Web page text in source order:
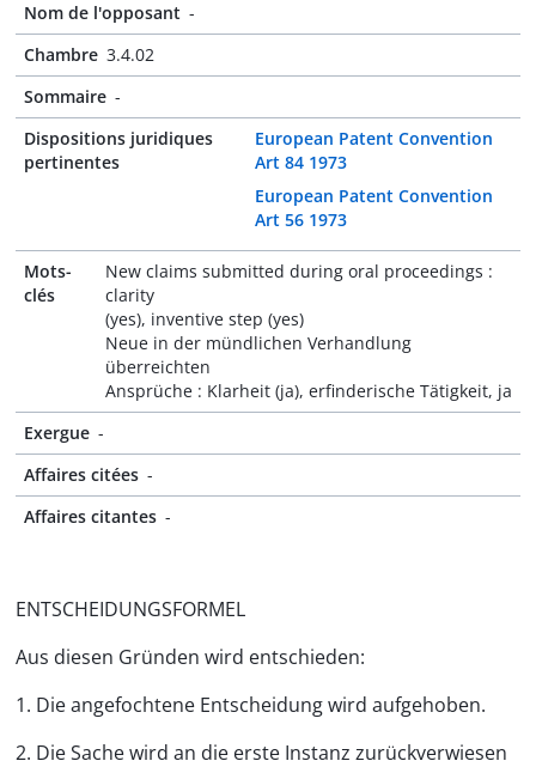
Nom de l'opposant -
Chambre 3.4.02
Sommaire -
Dispositions juridiques
pertinentes
European Patent Convention
Art 84 1973
European Patent Convention
Art 56 1973
Mots-
clés
New claims submitted during oral proceedings :
clarity
(yes), inventive step (yes)
Neue in der mündlichen Verhandlung
überreichten
Ansprüche : Klarheit (ja), erfinderische Tätigkeit, ja
Exergue -
Affaires citées -
Affaires citantes -
ENTSCHEIDUNGSFORMEL
Aus diesen Gründen wird entschieden:
1. Die angefochtene Entscheidung wird aufgehoben.
2. Die Sache wird an die erste Instanz zurückverwiesen